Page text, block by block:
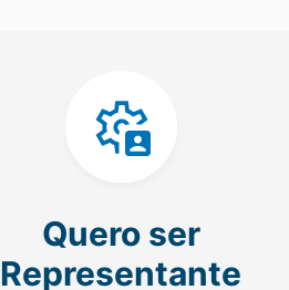
Quero ser
Representante